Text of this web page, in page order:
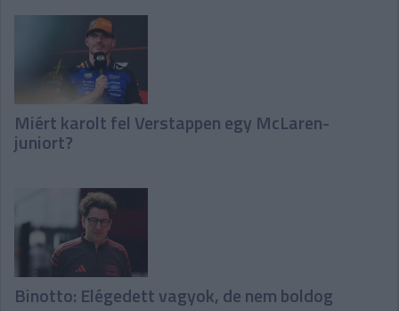
Miért karolt fel Verstappen egy McLaren-
juniort?
Binotto: Elégedett vagyok, de nem boldog